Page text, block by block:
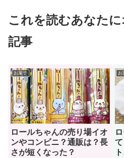
これを読むあなた
記事
お菓子
ロールちゃんの売り場イオ
ンやコンビニ？通販は？長
さが短くなった？
お